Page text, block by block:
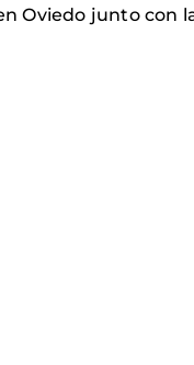
Oviedo junto con